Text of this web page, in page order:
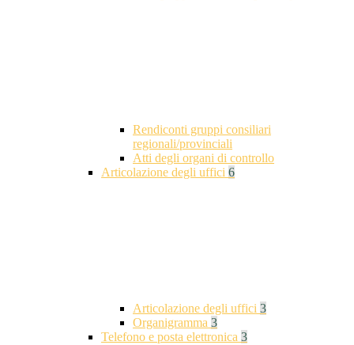
Rendiconti gruppi consiliari
regionali/provinciali
Atti degli organi di controllo
Articolazione degli uffici 6
Articolazione degli uffici 3
Organigramma 3
Telefono e posta elettronica 3